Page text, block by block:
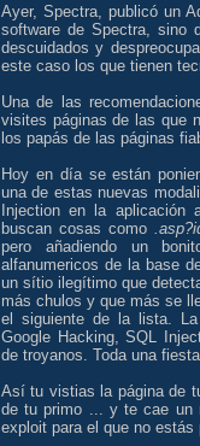
Ayer, Spectra, publicó un
software de Spectra, sino
descuidados y
este caso los que tienen
Una de las
visites páginas de las que
los papás de las páginas
Hoy en día se están
una de estas nuevas
Injection en la aplicación
buscan cosas como
pero añadiendo un
alfanumericos de la base
un sítio ilegítimo que
más chulos y que más se
el siguiente de la lista.
Google Hacking, SQL
de troyanos. Toda una
Así tu vistias la página de
de tu primo ... y te cae un
exploit para el que no estás